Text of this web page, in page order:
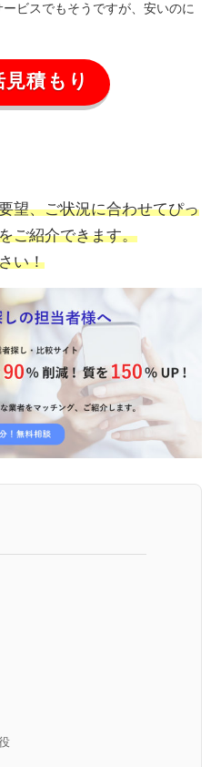
ビスでもそうですが、安いのに
積もり
望、ご状況に合わせてぴっ
ご紹介できます。
い！